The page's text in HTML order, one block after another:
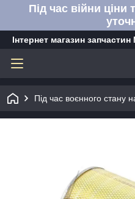
Під час війни ціни
Інтернет магазин
Під час воєнного стану